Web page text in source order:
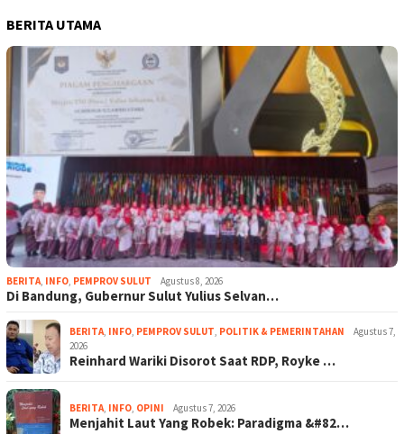
BERITA UTAMA
BERITA INFO PEMPROV SULUT Agustus 8, 2026
Di Bandung, Gubernur Sulut Yulius Selvan…
BERITA INFO PEMPROV SULUT POLITIK & PEMERINTAHAN
Agustus 7,
2026
Reinhard Wariki Disorot Saat RDP, Royke …
BERITA INFO OPINI Agustus 7, 2026
Menjahit Laut Yang Robek: Paradigma &#82…